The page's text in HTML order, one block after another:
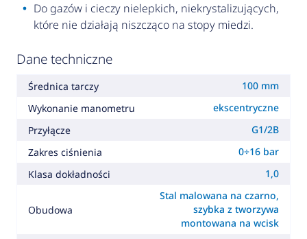
Do gazów i cieczy nielepkich, niekrystalizujących,
które nie działają niszcząco na stopy miedzi.
Dane techniczne
Średnica tarczy
100 mm
Wykonanie manometru
ekscentryczne
Przyłącze
G1/2B
Zakres ciśnienia
0÷16 bar
Klasa dokładności
1,0
Obudowa
Stal malowana na czarno,
szybka z tworzywa
montowana na wcisk